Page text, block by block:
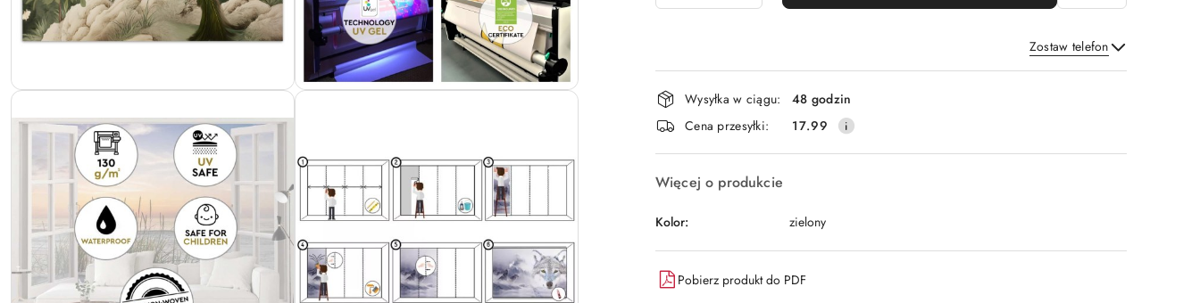
Zostaw telefon
Wyślij
Dostępność
i
dostawa
Wysyłka w ciągu:
48 godzin
Cena przesyłki:
17.99
Więcej o produkcie
Kolor: zielony
Pobierz produkt do PDF